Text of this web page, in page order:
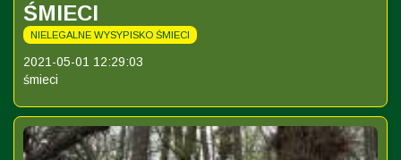
ŚMIECI
NIELEGALNE WYSYPISKO ŚMIECI
2021-05-01 12:29:03
śmieci